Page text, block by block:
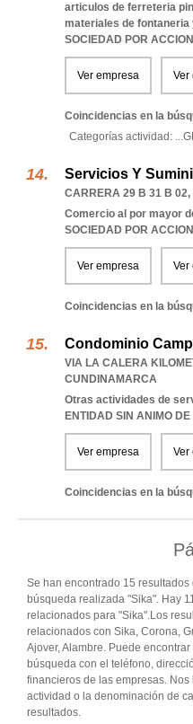
articulos de ferreteria
materiales de
SOCIEDAD POR
Ver empresa Ver
Coincidencias en la
Categorías actividad: ...
Servicios Y
CARRERA 29 B 31 B 02,
Comercio al por mayor
SOCIEDAD POR
Ver empresa Ver
Coincidencias en la
Condominio
VIA LA CALERA
CUNDINAMARCA
Otras actividades de
ENTIDAD SIN ANIMO
Ver empresa Ver
Coincidencias en la
Se han encontrado 15
búsqueda realizada "Sika". Hay
relacionados para "Sika".Los
relacionados con Sika, Corona,
Ajover, Alambre. Puede
búsqueda con el teléfono,
financieros de las empresas.
actividad o la denominación de
resultados.